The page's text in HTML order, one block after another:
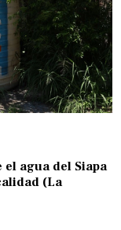
agua del Siapa
(La